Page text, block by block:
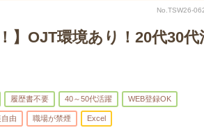
No.TSW26-
】OJT環境あり！20代30代
履歴書不要 40～50代活躍 WEB登録OK
自由 職場が禁煙 Excel